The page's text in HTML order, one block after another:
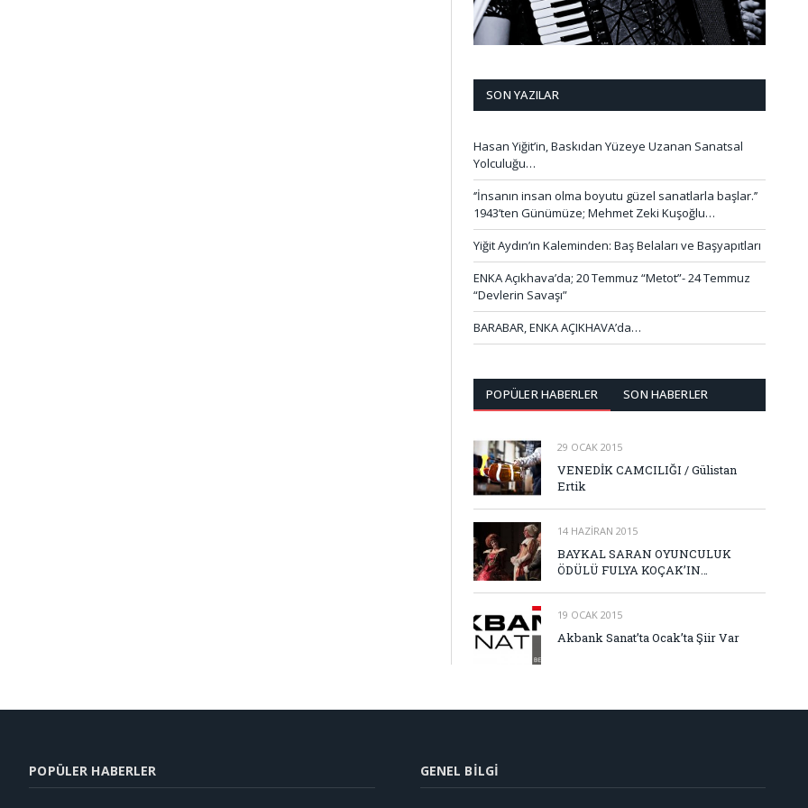
SON YAZILAR
Hasan Yiğit’in, Baskıdan Yüzeye Uzanan Sanatsal
Yolculuğu…
‘’İnsanın insan olma boyutu güzel sanatlarla başlar.’’
1943’ten Günümüze; Mehmet Zeki Kuşoğlu…
Yiğit Aydın’ın Kaleminden: Baş Belaları ve Başyapıtları
ENKA Açıkhava’da; 20 Temmuz “Metot”- 24 Temmuz
“Devlerin Savaşı”
BARABAR, ENKA AÇIKHAVA’da…
POPÜLER HABERLER SON HABERLER
29 OCAK 2015
VENEDİK CAMCILIĞI / Gülistan
Ertik
14 HAZIRAN 2015
BAYKAL SARAN OYUNCULUK
ÖDÜLÜ FULYA KOÇAK’IN…
19 OCAK 2015
Akbank Sanat’ta Ocak’ta Şiir Var
POPÜLER HABERLER GENEL BILGI